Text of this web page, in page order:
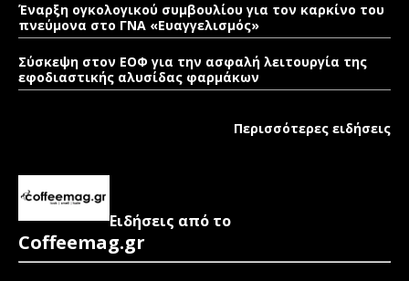
Έναρξη ογκολογικού συμβουλίου για τον καρκίνο του
πνεύμονα στο ΓΝΑ «Ευαγγελισμός»
Σύσκεψη στον ΕΟΦ για την ασφαλή λειτουργία της
εφοδιαστικής αλυσίδας φαρμάκων
Περισσότερες ειδήσεις
Ειδήσεις από το
Coffeemag.gr